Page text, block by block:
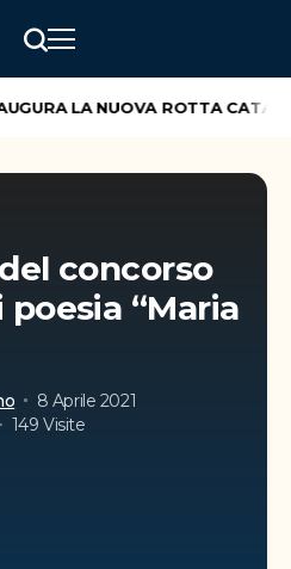
LA NUOVA ROTTA
concorso
“Maria
8 Aprile 2021
149 Visite